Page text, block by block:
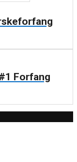
Forfang